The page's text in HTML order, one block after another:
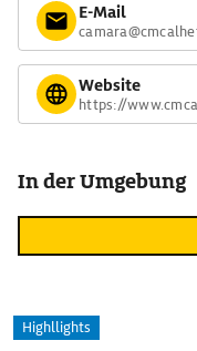
E-Mail
Website
https://
In der Umgebung
Highllights